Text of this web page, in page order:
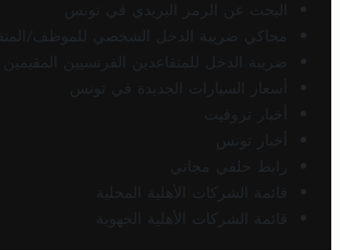
البحث عن الرمز البريدي في تونس
محاكي ضريبة الدخل الشخصي للموظف/
ضريبة الدخل للمتقاعدين الفرنسيين
أسعار السيارات الجديدة في تونس
أخبار تروفيت
أخبار تونس
رابط خلفي مجاني
قائمة الشركات الأهلية المحلية
قائمة الشركات الأهلية الجهوية